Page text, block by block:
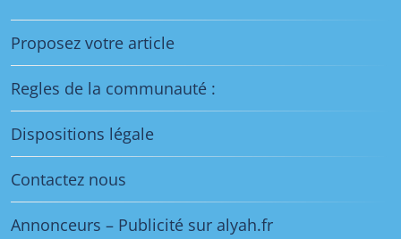
Proposez votre article
Regles de la communauté :
Dispositions légale
Contactez nous
Annonceurs – Publicité sur alyah.fr